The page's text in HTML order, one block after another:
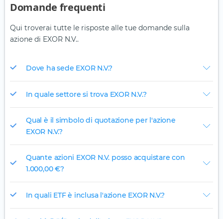
Domande frequenti
Qui troverai tutte le risposte alle tue domande sulla
azione di EXOR N.V..
Dove ha sede EXOR N.V.?
In quale settore si trova EXOR N.V.?
Qual è il simbolo di quotazione per l'azione
EXOR N.V.?
Quante azioni EXOR N.V. posso acquistare con
1.000,00 €?
In quali ETF è inclusa l'azione EXOR N.V.?